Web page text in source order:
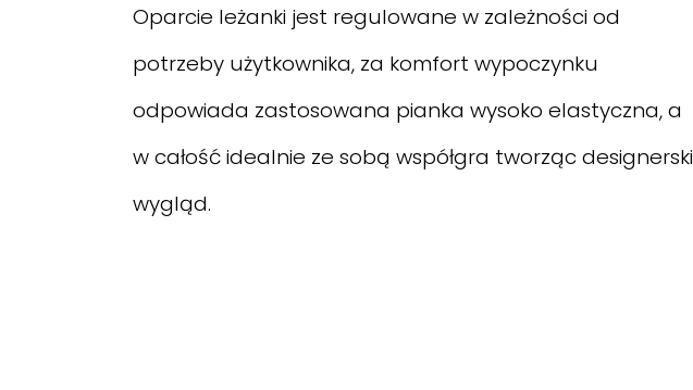
Oparcie leżanki jest regulowane w zależności od
potrzeby użytkownika, za komfort wypoczynku
odpowiada zastosowana pianka wysoko elastyczna, a
w całość idealnie ze sobą współgra tworząc designerski
wygląd.